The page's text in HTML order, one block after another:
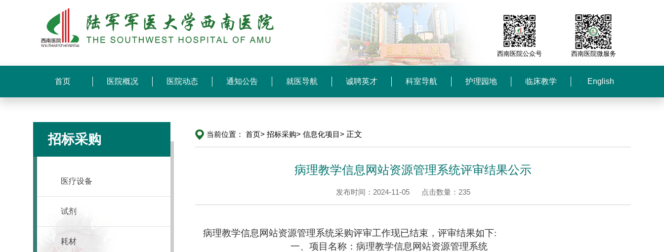
西南医院公众号 西南医院微服务
首页 医院概况 医院动态 通知公告 就医导航 诚聘英才 科室导航 护理园地 临床教学 English
招标采购
医疗设备
试剂
耗材
当前位置： 首页> 招标采购> 信息化项目> 正文
病理教学信息网站资源管理系统评审结果公示
发布时间：2024-11-05 点击数量： 235
病理教学信息网站资源管理系统采购评审工作现已结束，评审结果如下:
一、项目名称：病理教学信息网站资源管理系统